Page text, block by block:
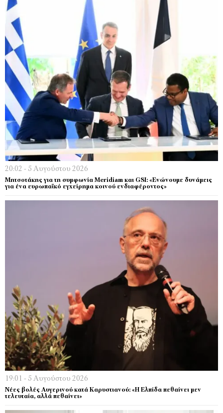
20:02 - 5 Αυγούστου 2026
Μητσοτάκης για τη συμφωνία Meridiam και GSI: «Ενώνουμε δυνάμεις
για ένα ευρωπαϊκό εγχείρημα κοινού ενδιαφέροντος»
19:01 - 5 Αυγούστου 2026
Νέες βολές Αυγερινού κατά Καρυστιανού: «Η Ελπίδα πεθαίνει μεν
τελευταία, αλλά πεθαίνει»